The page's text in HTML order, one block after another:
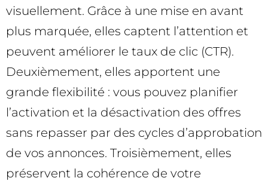
visuellement. Grâce à une mise en avant
plus marquée, elles captent l’attention et
peuvent améliorer le taux de clic (CTR).
Deuxièmement, elles apportent une
grande flexibilité : vous pouvez planifier
l’activation et la désactivation des offres
sans repasser par des cycles d’approbation
de vos annonces. Troisièmement, elles
préservent la cohérence de votre